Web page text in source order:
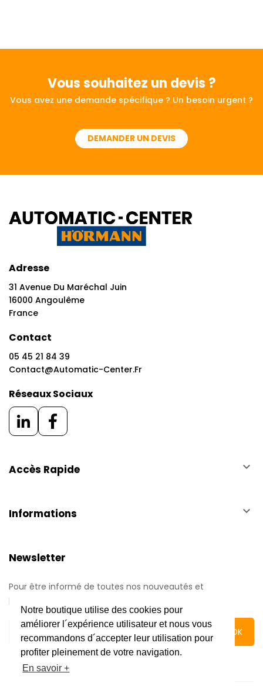
Notre boutique utilise des cookies pour
améliorer l´expérience utilisateur et nous vous
recommandons d´accepter leur utilisation pour
profiter pleinement de votre navigation.
En savoir +
Vous souhaitez un devis ?
Vous avez une demande spécifique ? Un besoin urgent ?
DEMANDER UN DEVIS
Adresse
31 Avenue Du Maréchal Juin
16000 Angoulême
France
Contact
05 45 21 84 39
Contact@automatic-Center.fr
Réseaux Sociaux
Accès Rapide keyboard_arrow_down
Informations keyboard_arrow_down
Newsletter
Pour être informé de toutes nos nouveautés et
promotions.